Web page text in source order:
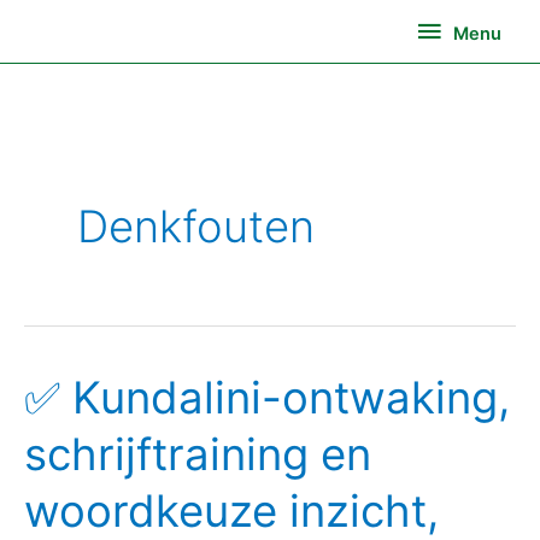
Menu
Menu
Denkfouten
✅ Kundalini-ontwaking,
schrijftraining en
woordkeuze inzicht,
Kundalini-
ontwaking,
schrijftraining
en